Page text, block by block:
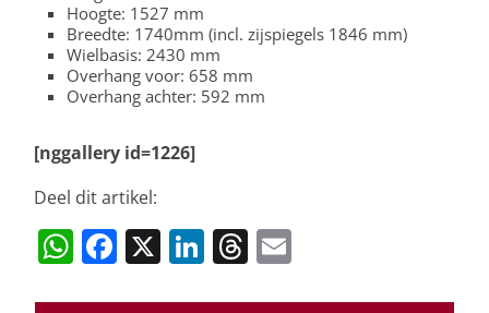
Hoogte: 1527 mm
Breedte: 1740mm (incl. zijspiegels 1846 mm)
Wielbasis: 2430 mm
Overhang voor: 658 mm
Overhang achter: 592 mm
[nggallery id=1226]
Deel dit artikel:
W F X Li T